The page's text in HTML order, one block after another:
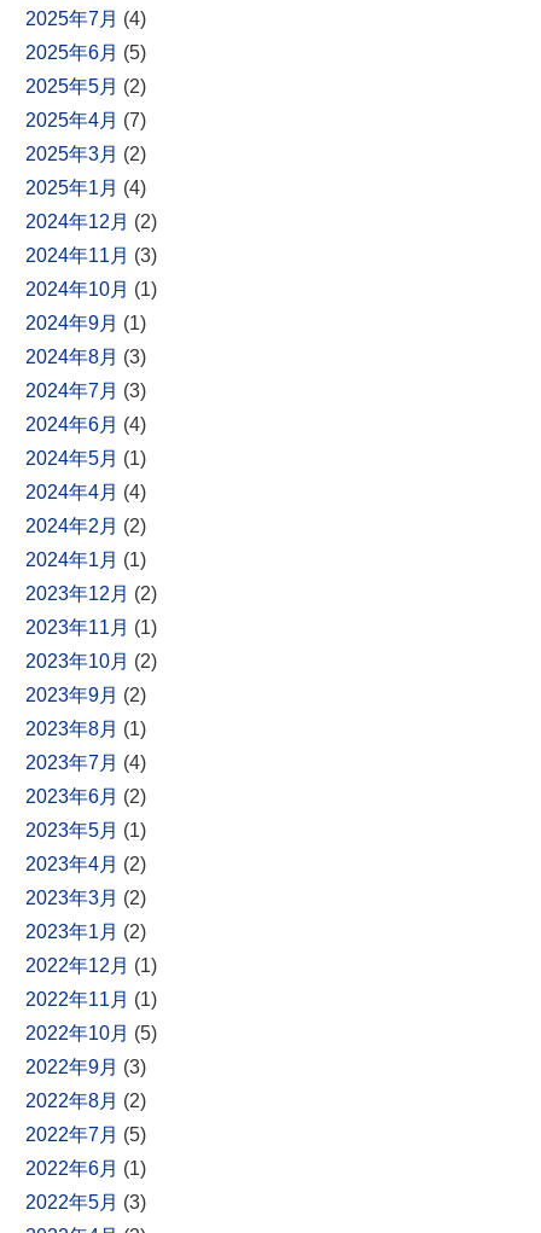
2025年7月 (4)
2025年6月 (5)
2025年5月 (2)
2025年4月 (7)
2025年3月 (2)
2025年1月 (4)
2024年12月 (2)
2024年11月 (3)
2024年10月 (1)
2024年9月 (1)
2024年8月 (3)
2024年7月 (3)
2024年6月 (4)
2024年5月 (1)
2024年4月 (4)
2024年2月 (2)
2024年1月 (1)
2023年12月 (2)
2023年11月 (1)
2023年10月 (2)
2023年9月 (2)
2023年8月 (1)
2023年7月 (4)
2023年6月 (2)
2023年5月 (1)
2023年4月 (2)
2023年3月 (2)
2023年1月 (2)
2022年12月 (1)
2022年11月 (1)
2022年10月 (5)
2022年9月 (3)
2022年8月 (2)
2022年7月 (5)
2022年6月 (1)
2022年5月 (3)